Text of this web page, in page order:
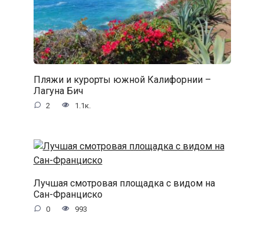
Пляжи и курорты южной Калифорнии –
Лагуна Бич
2 1.1к.
Лучшая смотровая площадка с видом на
Сан-Франциско
0 993